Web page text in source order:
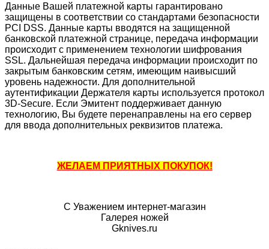
Данные Вашей платежной карты гарантировано
защищены в соответствии со стандартами безопасности
PCI DSS. Данные карты вводятся на защищенной
банковской платежной странице, передача информации
происходит с применением технологии шифрования
SSL. Дальнейшая передача информации происходит по
закрытым банковским сетям, имеющим наивысший
уровень надежности. Для дополнительной
аутентификации Держателя карты используется протокол
3D-Secure. Если Эмитент поддерживает данную
технологию, Вы будете перенаправлены на его сервер
для ввода дополнительных реквизитов платежа.
ЖЕЛАЕМ ПРИЯТНЫХ ПОКУПОК!
С Уважением интернет-магазин
Галерея ножей
Gknives.ru